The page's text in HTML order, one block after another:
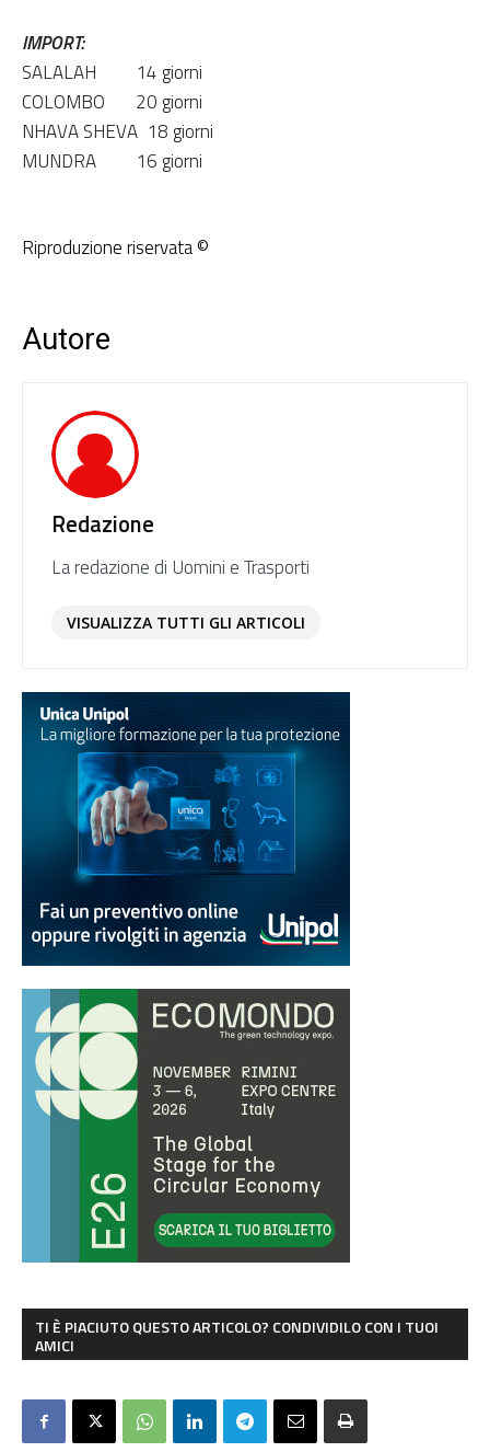
IMPORT:
SALALAH
14 giorni
COLOMBO
20 giorni
NHAVA SHEVA 18 giorni
MUNDRA
16 giorni
Riproduzione riservata ©
Autore
Redazione
La redazione di Uomini e Trasporti
VISUALIZZA TUTTI GLI ARTICOLI
TI È PIACIUTO QUESTO ARTICOLO? CONDIVIDILO CON I TUOI
AMICI